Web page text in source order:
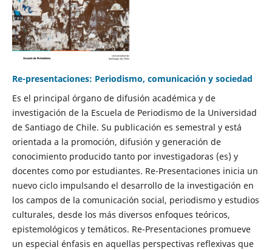
Re-presentaciones: Periodismo, comunicación y sociedad
Es el principal órgano de difusión académica y de
investigación de la Escuela de Periodismo de la Universidad
de Santiago de Chile. Su publicación es semestral y está
orientada a la promoción, difusión y generación de
conocimiento producido tanto por investigadoras (es) y
docentes como por estudiantes. Re-Presentaciones inicia un
nuevo ciclo impulsando el desarrollo de la investigación en
los campos de la comunicación social, periodismo y estudios
culturales, desde los más diversos enfoques teóricos,
epistemológicos y temáticos. Re-Presentaciones promueve
un especial énfasis en aquellas perspectivas reflexivas que